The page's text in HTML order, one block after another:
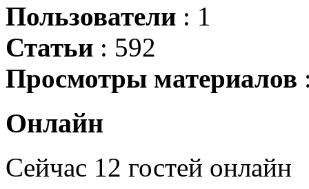
Пользователи : 1
Статьи : 592
Просмотры материалов
Онлайн
Сейчас 12 гостей онлайн